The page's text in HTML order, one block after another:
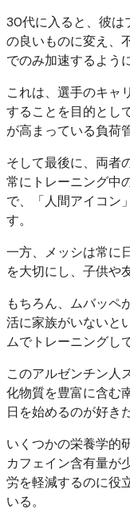
30代に入ると、彼は
の良いものに変え、
でのみ加速するよう
これは、選手のキャ
することを目的とし
が高まっている負荷
そして最後に、両者
常にトレーニング中
で、「人間アイコン
す。
一方、メッシは常に
を大切にし、子供や
もちろん、ムバッペ
活に家族がいないと
ムでトレーニングし
このアルゼンチン人
化物質を豊富に含む
日を始めるのが好き
いくつかの栄養学的
カフェイン含有量が
労を軽減するのに役
いる。